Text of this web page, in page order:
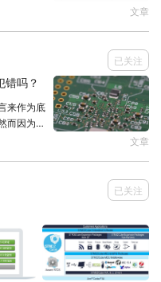
稳定性，防止程序被
种可反复读写的存储
据可在运行时由单片
在断电后会消失，因
程序运行时产生的临
动态更改，因此它成
存储的重要场合，例
区等通常都被存储在
与裸机
文章
已关注
错吗？
来作为底
而因为汇
，本文
文章
已关注